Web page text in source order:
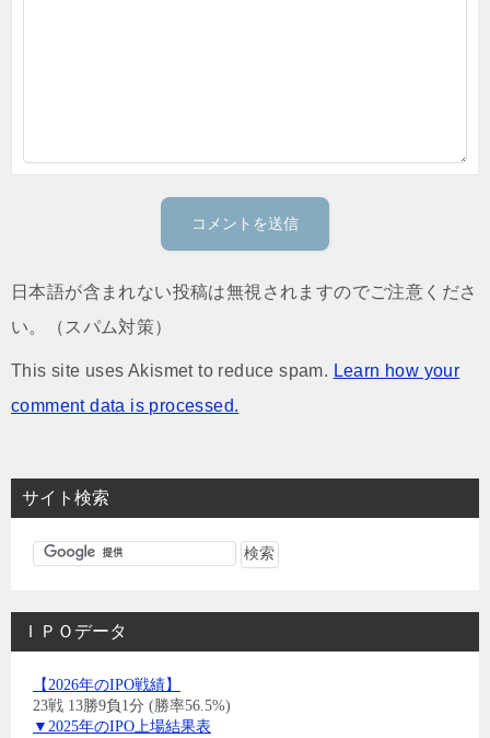
日本語が含まれない投稿は無視されますのでご注意くださ
い。（スパム対策）
This site uses Akismet to reduce spam. Learn how your
comment data is processed.
サイト検索
ＩＰＯデータ
【2026年のIPO戦績】
23戦 13勝9負1分 (勝率56.5%)
▼2025年のIPO上場結果表